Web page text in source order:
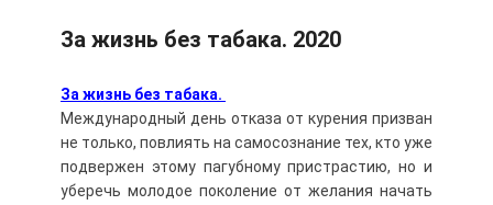
За жизнь без табака. 2020
За жизнь без табака.
Международный день отказа от курения призван
не только, повлиять на самосознание тех, кто уже
подвержен этому пагубному пристрастию, но и
уберечь молодое поколение от желания начать